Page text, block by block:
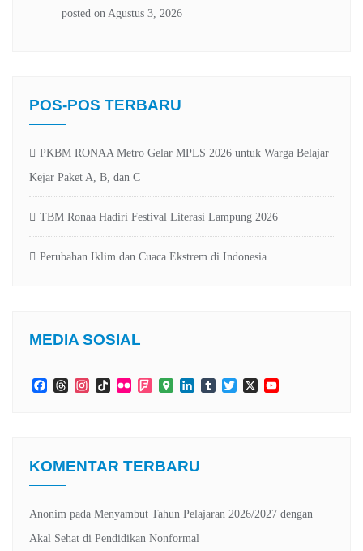
POS-POS TERBARU
PKBM RONAA Metro Gelar MPLS 2026 untuk Warga Belajar
Kejar Paket A, B, dan C
TBM Ronaa Hadiri Festival Literasi Lampung 2026
Perubahan Iklim dan Cuaca Ekstrem di Indonesia
MEDIA SOSIAL
FacebookThreadsInstagramTikTokFlickr Foursquare
GoogleLinkedInTumblrTwitter
X
KOMENTAR TERBARU
Anonim pada Menyambut Tahun Pelajaran 2026/2027 dengan
Akal Sehat di Pendidikan Nonformal